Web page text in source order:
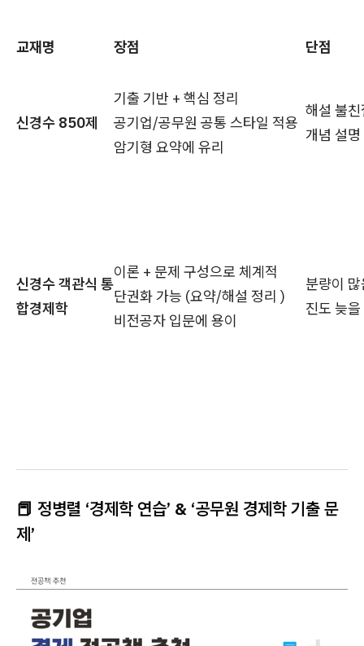
교재명 장점 단점
신경수 850제
기출 기반 + 핵심 정리
공기업/공무원 공통 스타일 적용
암기형 요약에 유리
해설 불
개념 설
신경수 객관식 통
합경제학
이론 + 문제 구성으로 체계적
단권화 가능 (요약/해설 정리 )
비전공자 입문에 용이
분량이
진도 늦
📕 정병렬 ‘경제학 연습’ & ‘공무원 경제학 기출 문
제’